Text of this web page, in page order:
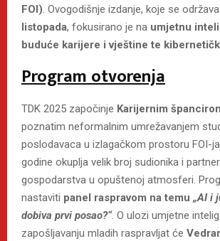
FOI). Ovogodišnje izdanje, koje se
listopada, fokusirano je na umjetnu
buduće karijere i vještine te
Program otvorenja
TDK 2025 započinje Karijernim
poznatim neformalnim umrežavanjem
poslodavaca u izlagačkom prostoru FOI-
godine okuplja velik broj sudionika i
gospodarstva u opuštenoj atmosferi.
nastaviti panel raspravom na temu „AI i
dobiva prvi posao?“. O ulozi umjetne
zapošljavanju mladih raspravljat će